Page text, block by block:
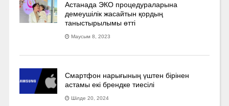
Астанада ЭКО процедураларына
демеушілік жасайтын қордың
таныстырылымы өтті
Маусым 8, 2023
Смартфон нарығының үштен бірінен
астамы екі брендке тиесілі
Шілде 20, 2024